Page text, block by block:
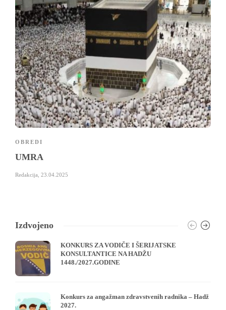
OBREDI
UMRA
Redakcija 23.04.2025
Izdvojeno
KONKURS ZA VODIČE I ŠERIJATSKE
KONSULTANTICE NA HADŽU
1448./2027.GODINE
Konkurs za angažman zdravstvenih radnika – Hadž
2027.